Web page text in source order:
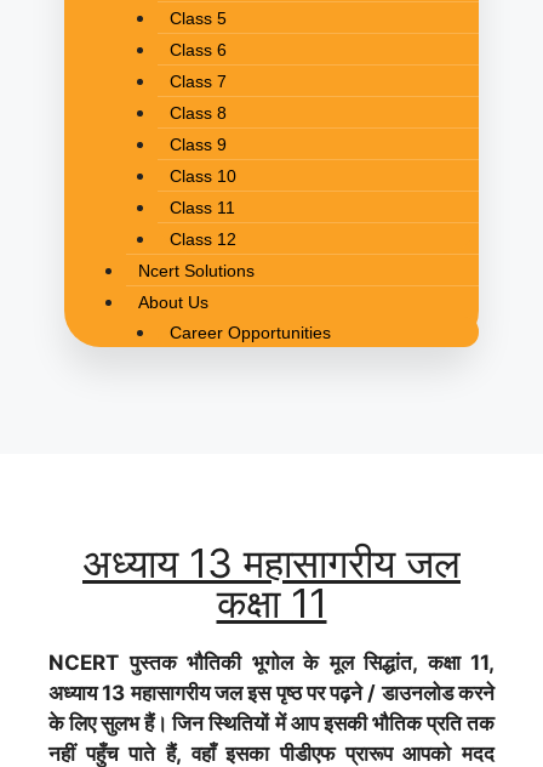
Class 5
Class 6
Class 7
Class 8
Class 9
Class 10
Class 11
Class 12
Ncert Solutions
About Us
Career Opportunities
अध्याय 13 महासागरीय जल
कक्षा 11
NCERT पुस्तक भौतिकी भूगोल के मूल सिद्धांत, कक्षा 11,
अध्याय 13 महासागरीय जल इस पृष्ठ पर पढ़ने / डाउनलोड करने
के लिए सुलभ हैं। जिन स्थितियों में आप इसकी भौतिक प्रति तक
नहीं पहुँच पाते हैं, वहाँ इसका पीडीएफ प्रारूप आपको मदद